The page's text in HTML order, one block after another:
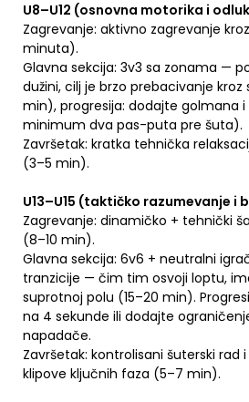
U8–U12 (osnovna motorika i
Zagrevanje: aktivno zagrevanje
minuta).
Glavna sekcija: 3v3 sa zonama —
dužini, cilj je brzo prebacivanje kroz
min), progresija: dodajte golmana
minimum dva pas-puta pre šuta).
Završetak: kratka tehnička
(3–5 min).
U13–U15 (taktičko razumevanje i
Zagrevanje: dinamičko + tehnički
(8–10 min).
Glavna sekcija: 6v6 + neutralni
tranzicije — čim tim osvoji loptu,
suprotnoj polu (15–20 min).
na 4 sekunde ili dodajte
napadače.
Završetak: kontrolisani šuterski rad
klipove ključnih faza (5–7 min).